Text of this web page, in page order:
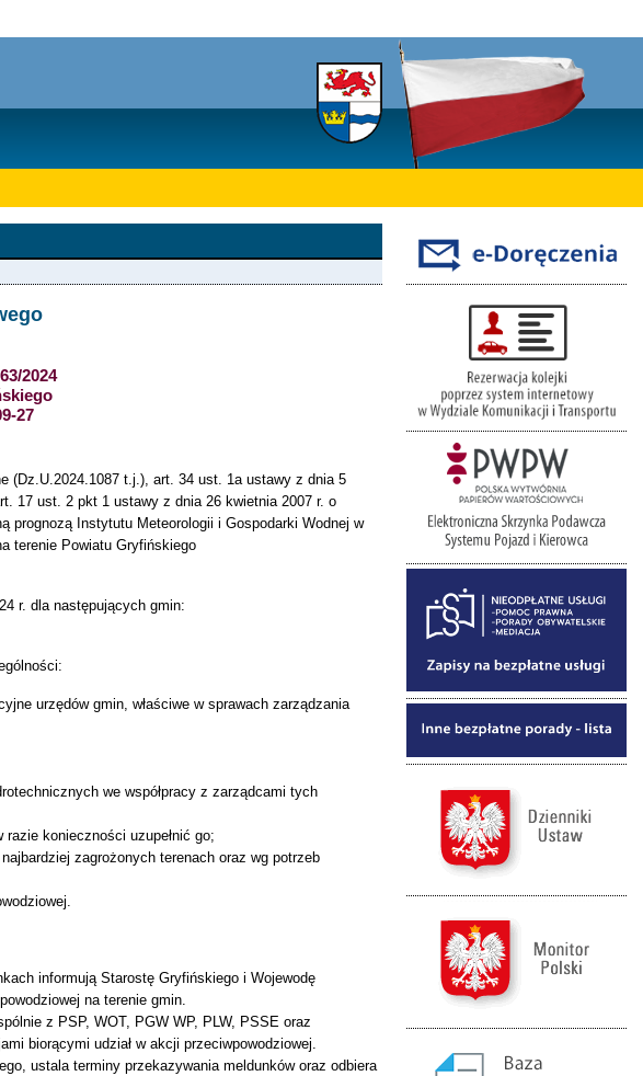
2024
27
(Dz.U.2024.1087 t.j.), art. 34 ust. 1a ustawy z dnia 5
17 ust. 2 pkt 1 ustawy z dnia 26 kwietnia 2007 r. o
prognozą Instytutu Meteorologii i Gospodarki Wodnej w
terenie Powiatu Gryfińskiego
r. dla następujących gmin:
urzędów gmin, właściwe w sprawach zarządzania
we współpracy z zarządcami tych
konieczności uzupełnić go;
zagrożonych terenach oraz wg potrzeb
informują Starostę Gryfińskiego i Wojewodę
na terenie gmin.
z PSP, WOT, PGW WP, PLW, PSSE oraz
biorącymi udział w akcji przeciwpowodziowej.
ustala terminy przekazywania meldunków oraz odbiera